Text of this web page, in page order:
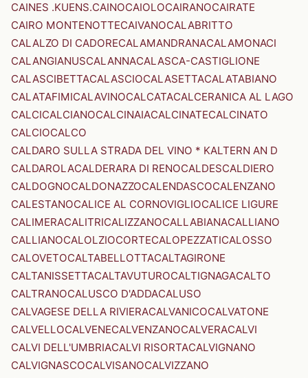
CAINES .KUENS.CAINOCAIOLOCAIRANOCAIRATE
CAIRO MONTENOTTECAIVANOCALABRITTO
CALALZO DI CADORECALAMANDRANACALAMONACI
CALANGIANUSCALANNACALASCA-CASTIGLIONE
CALASCIBETTACALASCIOCALASETTACALATABIANO
CALATAFIMICALAVINOCALCATACALCERANICA AL LAGO
CALCICALCIANOCALCINAIACALCINATECALCINATO
CALCIOCALCO
CALDARO SULLA STRADA DEL VINO * KALTERN AN D
CALDAROLACALDERARA DI RENOCALDESCALDIERO
CALDOGNOCALDONAZZOCALENDASCOCALENZANO
CALESTANOCALICE AL CORNOVIGLIOCALICE LIGURE
CALIMERACALITRICALIZZANOCALLABIANACALLIANO
CALLIANOCALOLZIOCORTECALOPEZZATICALOSSO
CALOVETOCALTABELLOTTACALTAGIRONE
CALTANISSETTACALTAVUTUROCALTIGNAGACALTO
CALTRANOCALUSCO D'ADDACALUSO
CALVAGESE DELLA RIVIERACALVANICOCALVATONE
CALVELLOCALVENECALVENZANOCALVERACALVI
CALVI DELL'UMBRIACALVI RISORTACALVIGNANO
CALVIGNASCOCALVISANOCALVIZZANO